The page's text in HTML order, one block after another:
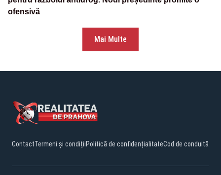
ofensivă
Mai Multe
ContactTermeni și condițiiPolitică de confidențialitateCod de conduită